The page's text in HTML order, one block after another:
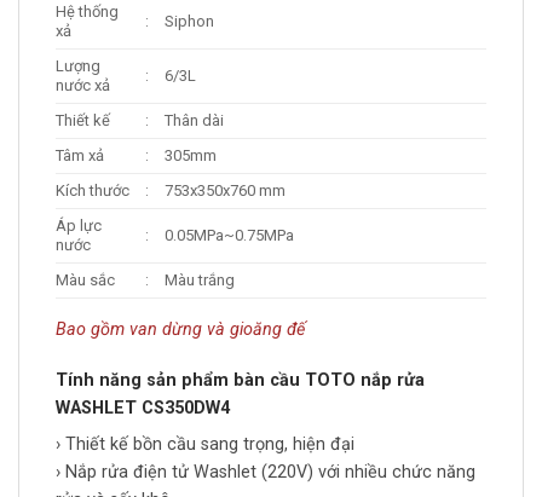
Hệ thống
xả
: Siphon
Lượng
nước xả
: 6/3L
Thiết kế :
Thân dài
Tâm xả
:
305mm
Kích thước
:
753x350x760 mm
Áp lực
nước
: 0.05MPa~0.75MPa
Màu sắc : Màu trắng
Bao gồm van dừng và gioăng đế
Tính năng sản phẩm bàn cầu TOTO nắp rửa
WASHLET CS350DW4
› Thiết kế bồn cầu sang trọng, hiện đại
› Nắp rửa điện tử Washlet (220V) với nhiều chức năng